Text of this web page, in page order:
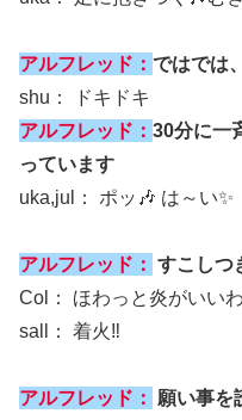
アルフレッド： ではでは
shu： ドキドキ
アルフレッド： 30分に一
っています
uka,jul： ポッ🎶 は～い✨
アルフレッド： すこしつ
Col： ほわっと炎がいい
sall： 着火‼️
アルフレッド： 願い事を